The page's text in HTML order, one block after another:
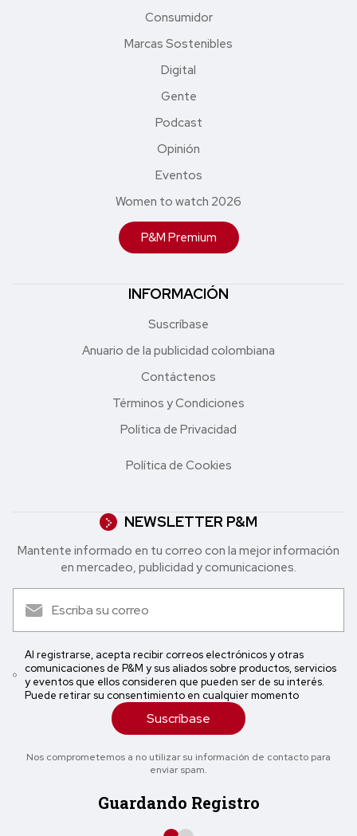
Consumidor
Marcas Sostenibles
Digital
Gente
Podcast
Opinión
Eventos
Women to watch 2026
P&M Premium
INFORMACIÓN
Suscríbase
Anuario de la publicidad colombiana
Contáctenos
Términos y Condiciones
Política de Privacidad
Política de Cookies
NEWSLETTER P&M
Mantente informado en tu correo con la mejor in formación
en mercadeo, publicidad y comunicaciones.
Al registrarse, acepta recibir correos electrónicos y otras
comunicaciones de P&M y sus aliados sobre productos, servicios
y eventos que ellos consideren que pueden ser de su interés.
Puede retirar su consentimiento en cualquier momento
Suscríbase
Nos comprometemos a no utilizar su información de contacto para
enviar spam.
Guardando Registro